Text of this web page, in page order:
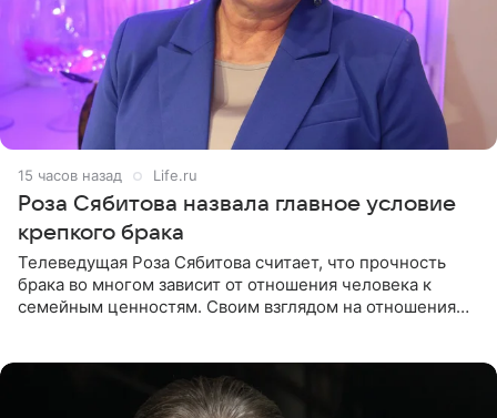
15 часов назад Life.ru
Роза Сябитова назвала главное условие
крепкого брака
Телеведущая Роза Сябитова считает, что прочность
брака во многом зависит от отношения человека к
семейным ценностям. Своим взглядом на отношения